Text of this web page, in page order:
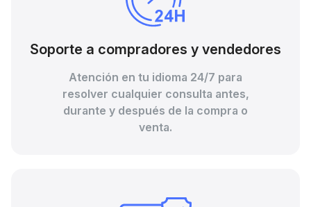
Soporte a compradores y vendedores
Atención en tu idioma 24/7 para
resolver cualquier consulta antes,
durante y después de la compra o
venta.